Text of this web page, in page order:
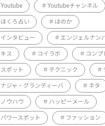
Youtube Youtubeチャンネル
ほくろ占い ほのか
インタビュー エンジェルナン
キス コイラボ コンプ
スポット テクニック
ナジャ・グランディーバ ネタ
ノウハウ ハッピーメール
パワースポット ファッション